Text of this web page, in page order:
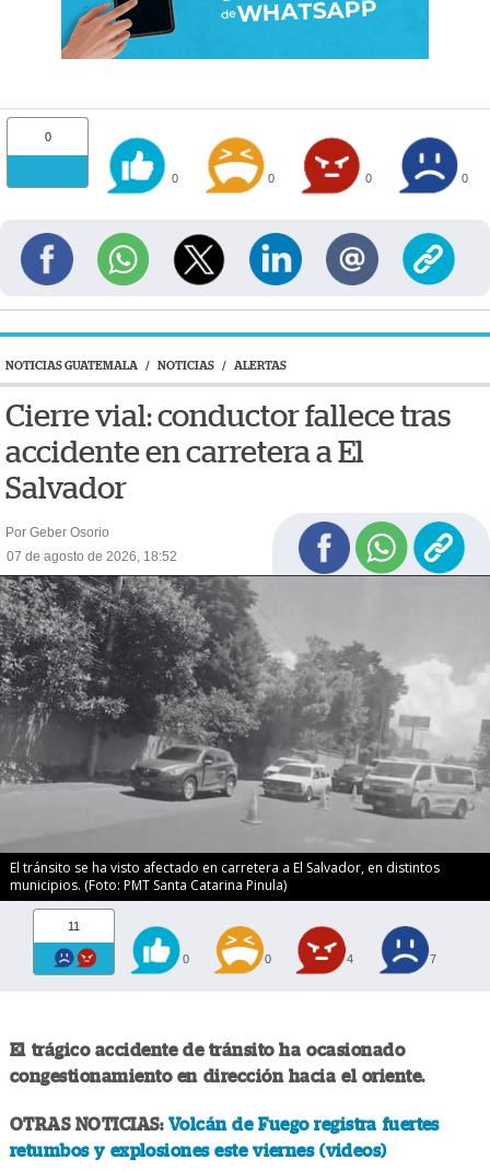
0
0 0 0 0
NOTICIAS GUATEMALA / NOTICIAS / ALERTAS
Cierre vial: conductor fallece tras
accidente en carretera a El
Salvador
Por Geber Osorio
07 de agosto de 2026, 18:52
El tránsito se ha visto afectado en carretera a El Salvador, en distintos
municipios. (Foto: PMT Santa Catarina Pinula)
11
0 0 4 7
El trágico accidente de tránsito ha ocasionado
congestionamiento en dirección hacia el oriente.
OTRAS NOTICIAS: Volcán de Fuego registra fuertes
retumbos y explosiones este viernes (videos)